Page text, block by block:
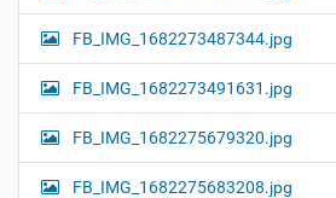
FB_IMG_1682273487344.jpg
FB_IMG_1682273491631.jpg
FB_IMG_1682275679320.jpg
FB_IMG_1682275683208.jpg